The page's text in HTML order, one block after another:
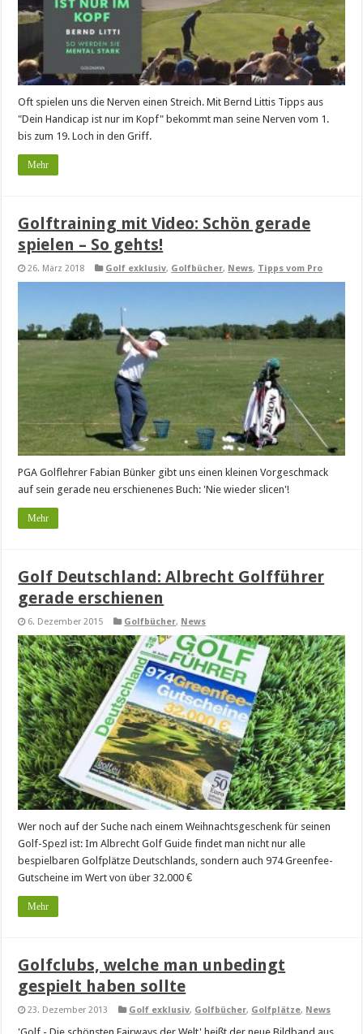
Oft spielen uns die Nerven einen Streich. Mit Bernd Littis Tipps aus
"Dein Handicap ist nur im Kopf" bekommt man seine Nerven vom 1.
bis zum 19. Loch in den Griff.
Mehr
Golftraining mit Video: Schön gerade
spielen – So gehts!
26. März 2018 Golf exklusiv, Golfbücher, News, Tipps vom Pro
PGA Golflehrer Fabian Bünker gibt uns einen kleinen Vorgeschmack
auf sein gerade neu erschienenes Buch: 'Nie wieder slicen'!
Mehr
Golf Deutschland: Albrecht Golfführer
gerade erschienen
6. Dezember 2015 Golfbücher, News
Wer noch auf der Suche nach einem Weihnachtsgeschenk für seinen
Golf-Spezl ist: Im Albrecht Golf Guide findet man nicht nur alle
bespielbaren Golfplätze Deutschlands, sondern auch 974 Greenfee-
Gutscheine im Wert von über 32.000 €
Mehr
Golfclubs, welche man unbedingt
gespielt haben sollte
23. Dezember 2013 Golf exklusiv, Golfbücher, Golfplätze, News